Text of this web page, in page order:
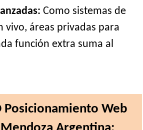
Como sistemas de
vivo, áreas privadas para
función extra suma al
Posicionamiento Web